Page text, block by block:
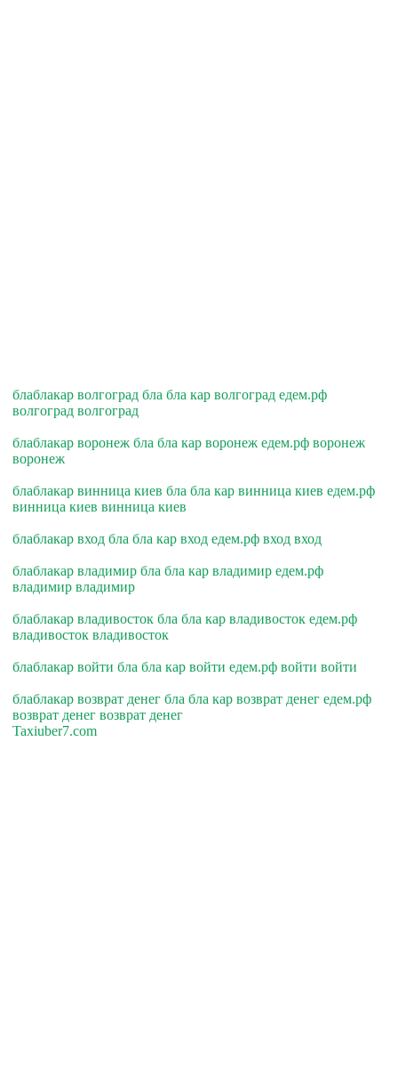
блаблакар волгоград бла бла кар волгоград едем.рф
волгоград волгоград
блаблакар воронеж бла бла кар воронеж едем.рф воронеж
воронеж
блаблакар винница киев бла бла кар винница киев едем.рф
винница киев винница киев
блаблакар вход бла бла кар вход едем.рф вход вход
блаблакар владимир бла бла кар владимир едем.рф
владимир владимир
блаблакар владивосток бла бла кар владивосток едем.рф
владивосток владивосток
блаблакар войти бла бла кар войти едем.рф войти войти
блаблакар возврат денег бла бла кар возврат денег едем.рф
возврат денег возврат денег
Taxiuber7.com